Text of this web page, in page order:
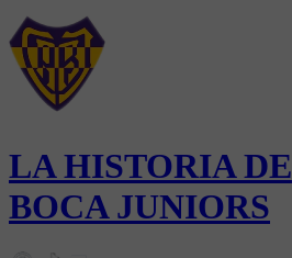
LA HISTORIA DE
BOCA JUNIORS